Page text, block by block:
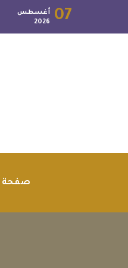
07
أغسطس
2026
صفحة